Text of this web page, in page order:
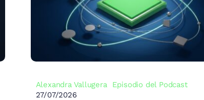
Alexandra Vallugera
Episodio del Podcast
27/07/2026